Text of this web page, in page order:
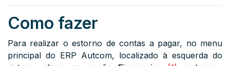
Como fazer
Para realizar o estorno de contas a pagar, no menu
principal do ERP Autcom, localizado à esquerda do